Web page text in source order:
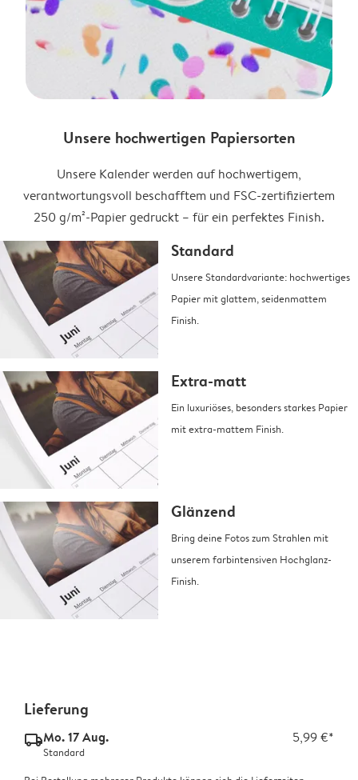
Unsere hochwertigen Papiersorten
Unsere Kalender werden auf hochwertigem,
verantwortungsvoll beschafftem und FSC-zertifiziertem
250 g/m²-Papier gedruckt – für ein perfektes Finish.
Standard
Unsere Standardvariante: hochwertiges
Papier mit glattem, seidenmattem
Finish.
Extra-matt
Ein luxuriöses, besonders starkes Papier
mit extra-mattem Finish.
Glänzend
Bring deine Fotos zum Strahlen mit
unserem farbintensiven Hochglanz-
Finish.
Lieferung
delivery_standard_v2Mo. 17 Aug. 5,99 €*
Standard